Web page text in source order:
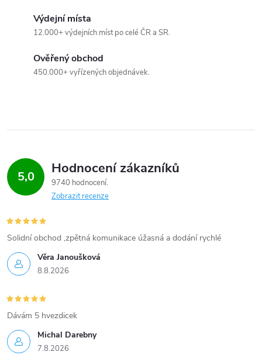
ý
i
s
u
Výdejní místa
12.000+ výdejních míst po celé ČR a SR.
Ověřený obchod
450.000+ vyřízených objednávek.
5,0 Hodnocení zákazníků
9740 hodnocení
Zobrazit recenze
Věra Janoušková
8.8.2026
Solidní obchod ,zpětná komunikace úžasná a dodání rychlé
Michal Darebny
7.8.2026
Dávám 5 hvezdicek